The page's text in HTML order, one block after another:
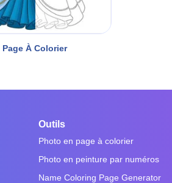
Page À Colorier
Outils
Photo en page à colorier
Photo en peinture par numéros
Name Coloring Page Generator